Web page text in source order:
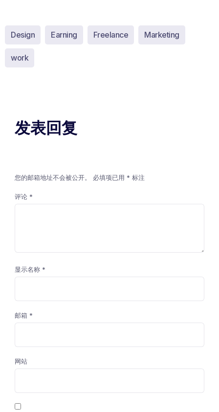
Design Earning Freelance Marketing
work
发表回复
您的邮箱地址不会被公开。 必填项已用 * 标注
评论 *
显示名称 *
邮箱 *
网站